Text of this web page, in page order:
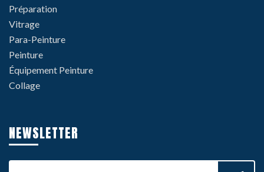
Préparation
Vitrage
Para-Peinture
Peinture
Équipement Peinture
Collage
NEWSLETTER